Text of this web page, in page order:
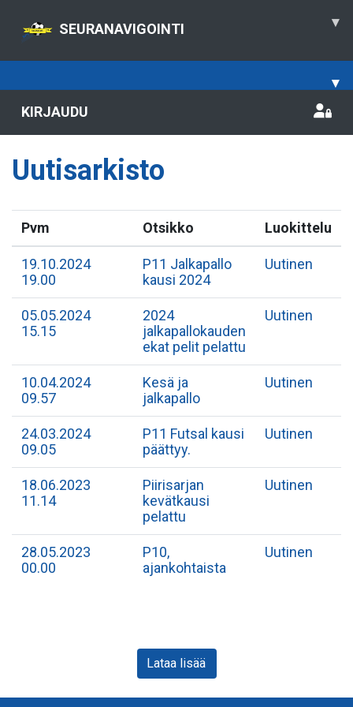
SEURANAVIGOINTI ▾
▾
KIRJAUDU
Uutisarkisto
Pvm Otsikko Luokittelu
19.10.2024
19.00
P11 Jalkapallo
kausi 2024
Uutinen
05.05.2024
15.15
2024
jalkapallokauden
ekat pelit pelattu
Uutinen
10.04.2024
09.57
Kesä ja
jalkapallo
Uutinen
24.03.2024
09.05
P11 Futsal kausi
päättyy.
Uutinen
18.06.2023
11.14
Piirisarjan
kevätkausi
pelattu
Uutinen
28.05.2023
00.00
P10,
ajankohtaista
Uutinen
Lataa lisää